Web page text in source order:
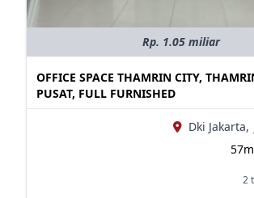
Rp. 1.05 miliar
OFFICE SPACE THAMRIN CITY,
PUSAT, FULL FURNISHED
Dki Jakarta,
57m
2